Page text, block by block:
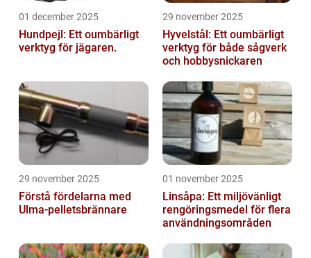
01 december 2025
Hundpejl: Ett oumbärligt
verktyg för jägaren.
29 november 2025
Hyvelstål: Ett oumbärligt
verktyg för både sågverk
och hobbysnickaren
29 november 2025
Förstå fördelarna med
Ulma-pelletsbrännare
01 november 2025
Linsåpa: Ett miljövänligt
rengöringsmedel för flera
användningsområden